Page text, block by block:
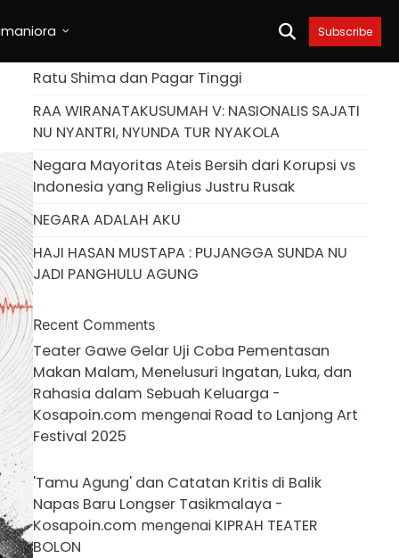
Subscribe
Ratu Shima dan Pagar Tinggi
RAA WIRANATAKUSUMAH V: NASIONALIS SAJATI
NU NYANTRI, NYUNDA TUR NYAKOLA
Negara Mayoritas Ateis Bersih dari Korupsi vs
Indonesia yang Religius Justru Rusak
NEGARA ADALAH AKU
HAJI HASAN MUSTAPA : PUJANGGA SUNDA NU
JADI PANGHULU AGUNG
Recent Comments
Teater Gawe Gelar Uji Coba Pementasan
Makan Malam, Menelusuri Ingatan, Luka, dan
Rahasia dalam Sebuah Keluarga -
Kosapoin.com mengenai Road to Lanjong Art
Festival 2025
'Tamu Agung' dan Catatan Kritis di Balik
Napas Baru Longser Tasikmalaya -
Kosapoin.com mengenai KIPRAH TEATER
BOLON